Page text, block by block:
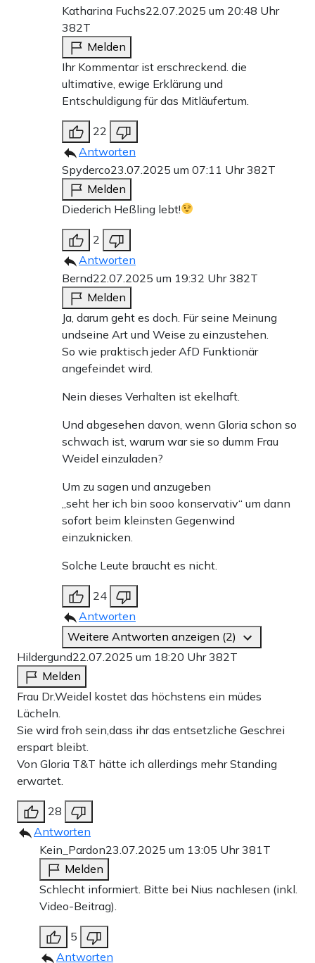
Katharina Fuchs22.07.2025 um 20:48 Uhr
382T
Melden
Ihr Kommentar ist erschreckend. die
ultimative, ewige Erklärung und
Entschuldigung für das Mitläufertum.
22
Antworten
Spyderco23.07.2025 um 07:11 Uhr382T
Melden
Diederich Heßling lebt!
2
Antworten
Bernd22.07.2025 um 19:32 Uhr382T
Melden
Ja, darum geht es doch. Für seine Meinung
undseine Art und Weise zu einzustehen.
So wie praktisch jeder AfD Funktionär
angefeindet wird.
Nein dieses Verhalten ist ekelhaft.
Und abgesehen davon, wenn Gloria schon so
schwach ist, warum war sie so dumm Frau
Weidel einzuladen?
Um zu sagen und anzugeben
„seht her ich bin sooo konservativ“ um dann
sofort beim kleinsten Gegenwind
einzuknicken.
Solche Leute braucht es nicht.
24
Antworten
Weitere Antworten anzeigen (2)
Hildergund22.07.2025 um 18:20 Uhr382T
Melden
Frau Dr.Weidel kostet das höchstens ein müdes
Lächeln.
Sie wird froh sein,dass ihr das entsetzliche Geschrei
erspart bleibt.
Von Gloria T&T hätte ich allerdings mehr Standing
erwartet.
28
Antworten
Kein_Pardon23.07.2025 um 13:05 Uhr381T
Melden
Schlecht informiert. Bitte bei Nius nachlesen (inkl.
Video-Beitrag).
5
Antworten